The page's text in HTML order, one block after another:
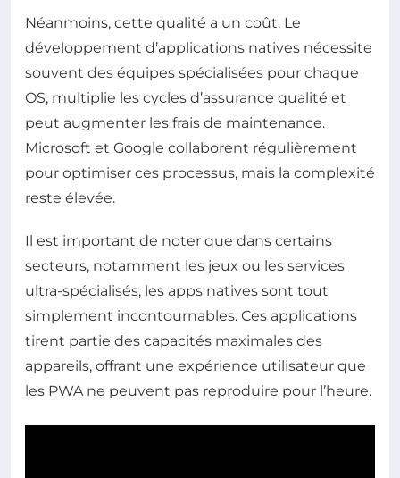
Néanmoins, cette qualité a un coût. Le
développement d’applications natives nécessite
souvent des équipes spécialisées pour chaque
OS, multiplie les cycles d’assurance qualité et
peut augmenter les frais de maintenance.
Microsoft et Google collaborent régulièrement
pour optimiser ces processus, mais la complexité
reste élevée.
Il est important de noter que dans certains
secteurs, notamment les jeux ou les services
ultra-spécialisés, les apps natives sont tout
simplement incontournables. Ces applications
tirent partie des capacités maximales des
appareils, offrant une expérience utilisateur que
les PWA ne peuvent pas reproduire pour l’heure.